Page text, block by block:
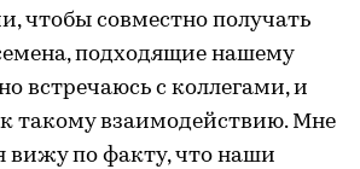
чтобы совместно получать
подходящие нашему
встречаюсь с коллегами, и
такому взаимодействию. Мне
вижу по факту, что наши